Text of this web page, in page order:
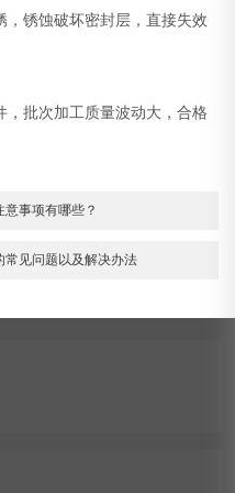
锈蚀破坏密封层，直接失效
批次加工质量波动大，合格
事项有哪些？
常见问题以及解决办法